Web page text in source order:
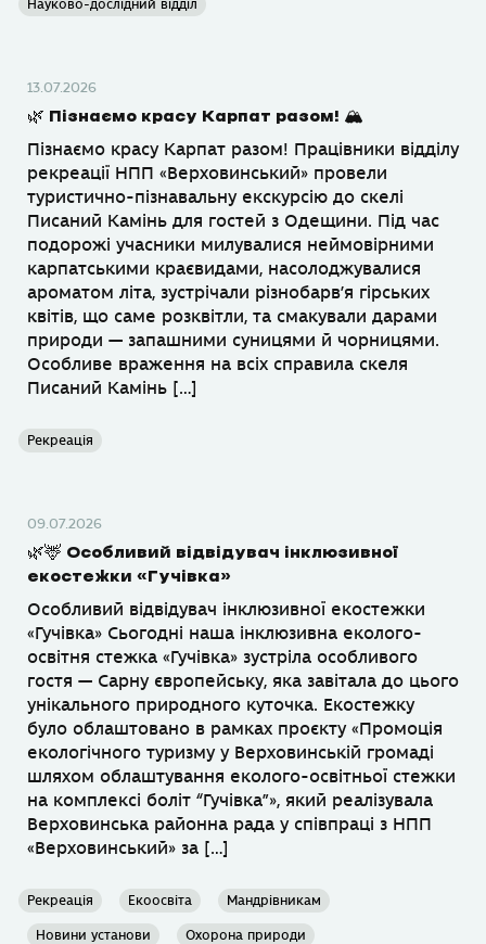
Науково-дослідний відділ
13.07.2026
🌿 Пізнаємо красу Карпат разом! 🏔
Пізнаємо красу Карпат разом! Працівники відділу
рекреації НПП «Верховинський» провели
туристично-пізнавальну екскурсію до скелі
Писаний Камінь для гостей з Одещини. Під час
подорожі учасники милувалися неймовірними
карпатськими краєвидами, насолоджувалися
ароматом літа, зустрічали різнобарв’я гірських
квітів, що саме розквітли, та смакували дарами
природи — запашними суницями й чорницями.
Особливе враження на всіх справила скеля
Писаний Камінь […]
Рекреація
09.07.2026
🌿🦌 Особливий відвідувач інклюзивної
екостежки «Гучівка»
Особливий відвідувач інклюзивної екостежки
«Гучівка» Сьогодні наша інклюзивна еколого-
освітня стежка «Гучівка» зустріла особливого
гостя — Сарну європейську, яка завітала до цього
унікального природного куточка. Екостежку
було облаштовано в рамках проєкту «Промоція
екологічного туризму у Верховинській громаді
шляхом облаштування еколого-освітньої стежки
на комплексі боліт “Гучівка”», який реалізувала
Верховинська районна рада у співпраці з НПП
«Верховинський» за […]
Рекреація Екоосвіта Мандрівникам
Новини установи Охорона природи